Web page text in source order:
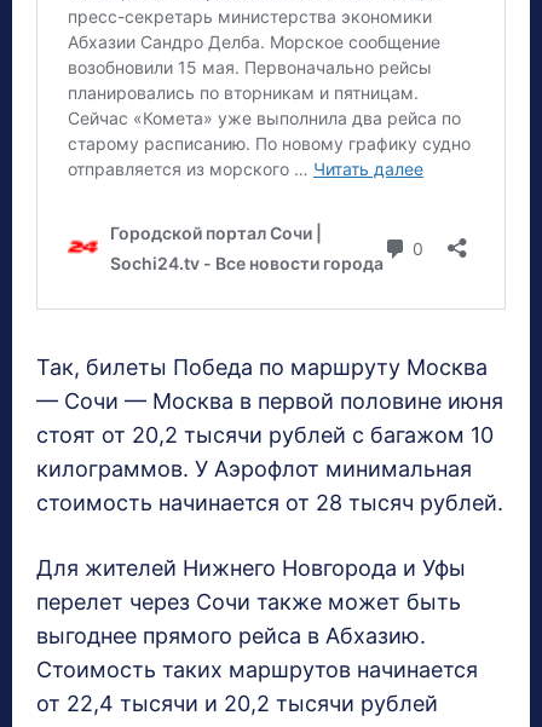
Так, билеты Победа по маршруту Москва
— Сочи — Москва в первой половине июня
стоят от 20,2 тысячи рублей с багажом 10
килограммов. У Аэрофлот минимальная
стоимость начинается от 28 тысяч рублей.
Для жителей Нижнего Новгорода и Уфы
перелет через Сочи также может быть
выгоднее прямого рейса в Абхазию.
Стоимость таких маршрутов начинается
от 22,4 тысячи и 20,2 тысячи рублей